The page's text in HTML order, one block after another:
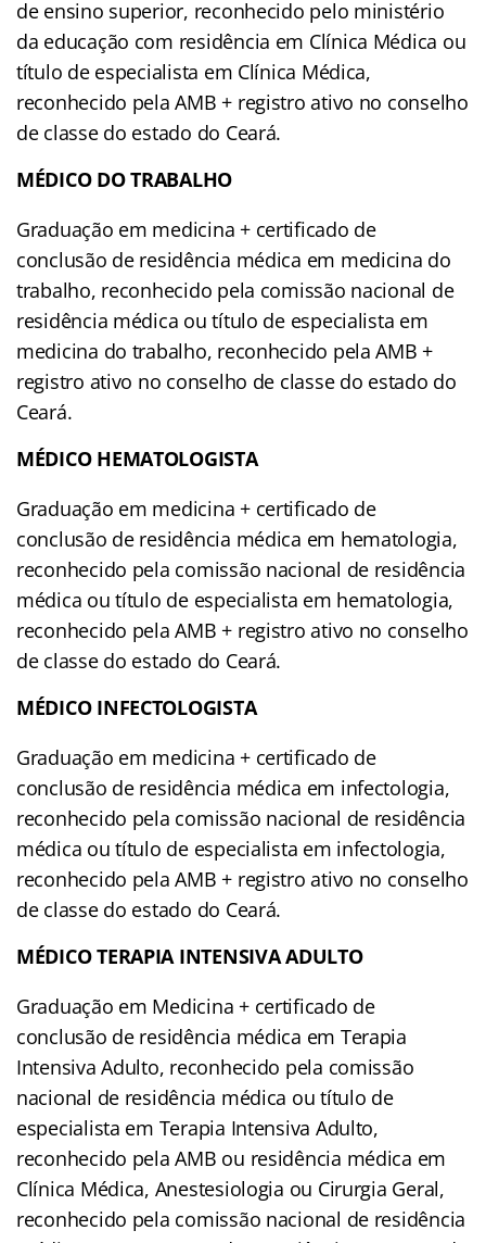
de ensino superior, reconhecido pelo ministério
da educação com residência em Clínica Médica ou
título de especialista em Clínica Médica,
reconhecido pela AMB + registro ativo no conselho
de classe do estado do Ceará.
MÉDICO DO TRABALHO
Graduação em medicina + certificado de
conclusão de residência médica em medicina do
trabalho, reconhecido pela comissão nacional de
residência médica ou título de especialista em
medicina do trabalho, reconhecido pela AMB +
registro ativo no conselho de classe do estado do
Ceará.
MÉDICO HEMATOLOGISTA
Graduação em medicina + certificado de
conclusão de residência médica em hematologia,
reconhecido pela comissão nacional de residência
médica ou título de especialista em hematologia,
reconhecido pela AMB + registro ativo no conselho
de classe do estado do Ceará.
MÉDICO INFECTOLOGISTA
Graduação em medicina + certificado de
conclusão de residência médica em infectologia,
reconhecido pela comissão nacional de residência
médica ou título de especialista em infectologia,
reconhecido pela AMB + registro ativo no conselho
de classe do estado do Ceará.
MÉDICO TERAPIA INTENSIVA ADULTO
Graduação em Medicina + certificado de
conclusão de residência médica em Terapia
Intensiva Adulto, reconhecido pela comissão
nacional de residência médica ou título de
especialista em Terapia Intensiva Adulto,
reconhecido pela AMB ou residência médica em
Clínica Médica, Anestesiologia ou Cirurgia Geral,
reconhecido pela comissão nacional de residência